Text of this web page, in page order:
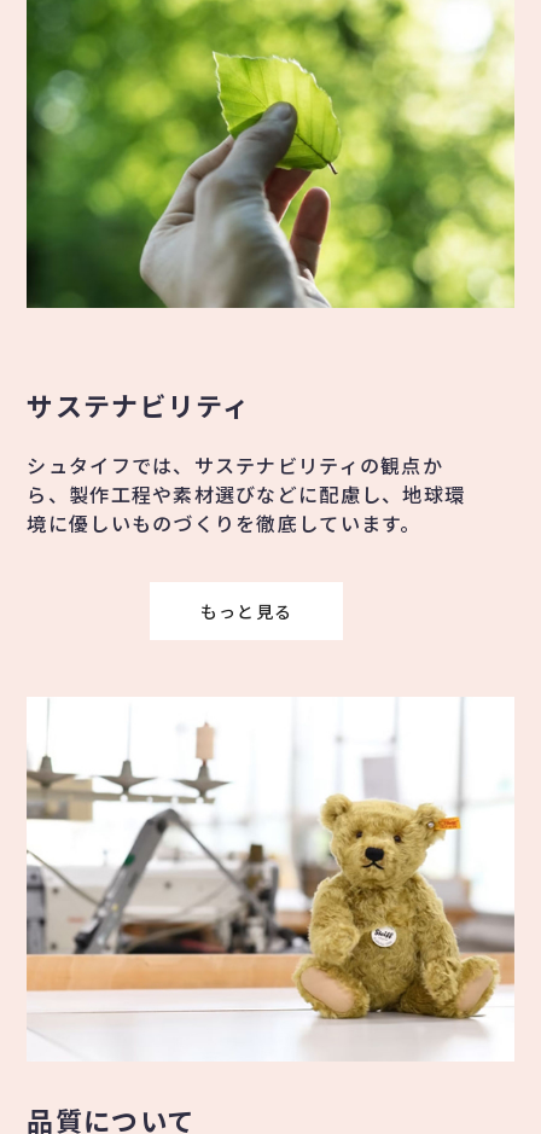
サステナビリティ
シュタイフでは、サステナビリティの観点か
ら、製作工程や素材選びなどに配慮し、地球環
境に優しいものづくりを徹底しています。
もっと見る
品質について